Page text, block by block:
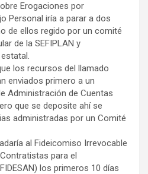
Erogaciones por
Personal iría a parar a dos
de ellos regido por un comité
de la SEFIPLAN y
los recursos del llamado
enviados primero a un
Administración de Cuentas
que se deposite ahí se
administradas por un Comité
al Fideicomiso Irrevocable
para el
los primeros 10 días